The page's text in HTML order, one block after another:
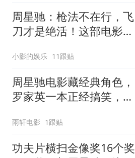
周星驰：枪法不在行，飞
刀才是绝活！这部电影你
小影的娱乐 11跟贴
周星驰电影藏经典角色，
罗家英一本正经搞笑，星
雨轩电影 1跟贴
功夫片横扫金像奖16个奖